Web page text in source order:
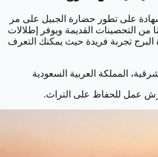
شهادة على تطور حضارة الجبيل على مر
من التحصينات القديمة ويوفر إطلالات
البرج تجربة فريدة حيث يمكنك التعرف
المملكة العربية السعودية
عمل للحفاظ على التراث.